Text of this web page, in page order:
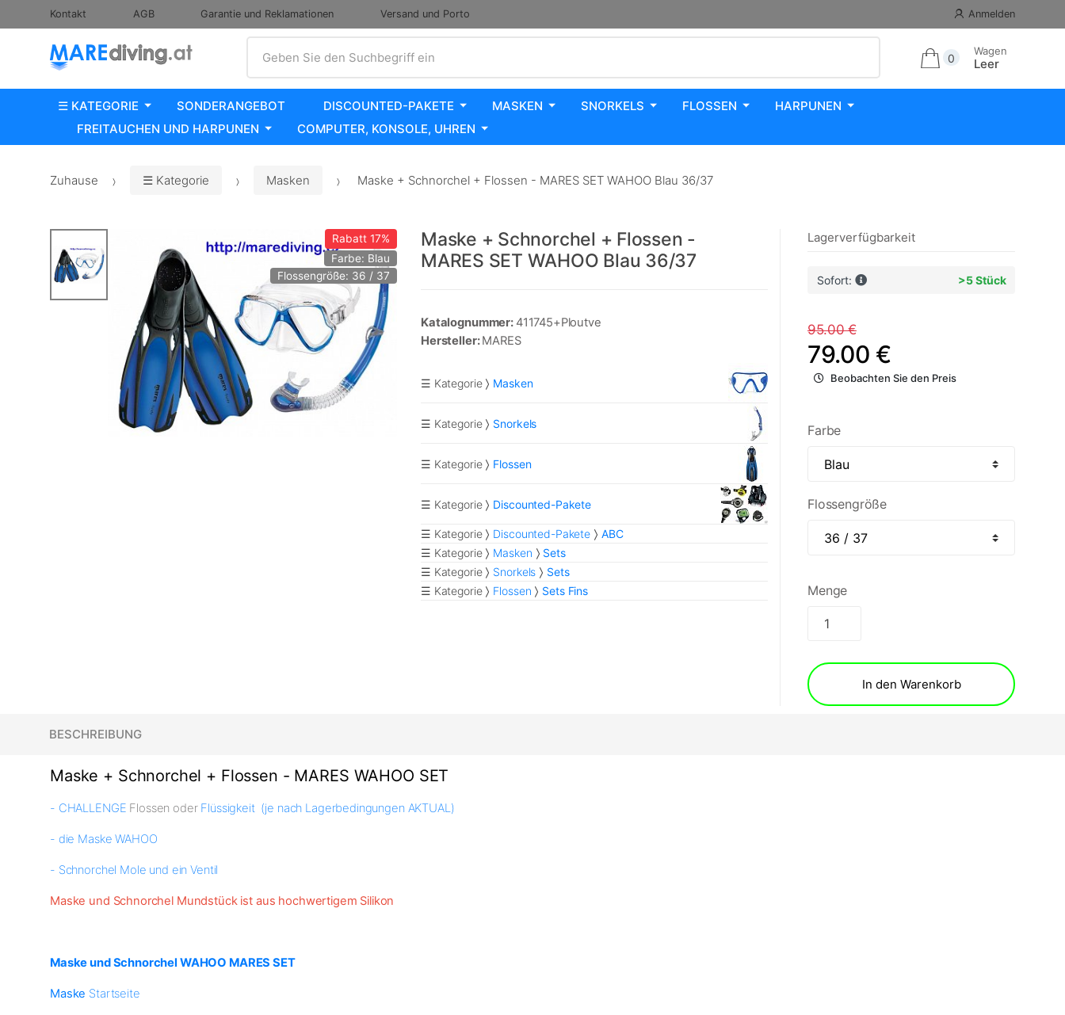
Kontakt AGB Garantie und Reklamationen Versand und Porto Anmelden
Geben Sie den Suchbegriff ein
0
Wagen
Leer
☰ KATEGORIE SONDERANGEBOT DISCOUNTED-PAKETE MASKEN SNORKELS FLOSSEN
HARPUNEN
FREITAUCHEN UND HARPUNEN
COMPUTER, KONSOLE, UHREN
Zuhause ☰ Kategorie Masken Maske + Schnorchel + Flossen - MARES SET WAHOO Blau 36/37
Rabatt17%
Farbe: Blau
Flossengröße: 36 / 37
Maske + Schnorchel + Flossen -
MARES SET WAHOO Blau 36/37
Katalognummer: 411745+Ploutve
Hersteller:MARES
☰ Kategorie Masken
☰ Kategorie Snorkels
☰ Kategorie Flossen
☰ Kategorie Discounted-Pakete
☰ Kategorie Discounted-Pakete
ABC
☰ Kategorie
Masken
Sets
☰ Kategorie
Snorkels
Sets
☰ Kategorie
Flossen Sets Fins
Lagerverfügbarkeit
Sofort: >5 Stück
95.00 €
79.00 €
Beobachten Sie den Preis
Farbe
Flossengröße
Menge
In den Warenkorb
BESCHREIBUNG
Maske + Schnorchel + Flossen - MARES WAHOO SET
- CHALLENGE Flossen oder Flüssigkeit (je nach Lagerbedingungen AKTUAL)
- die Maske WAHOO
- Schnorchel Mole und ein Ventil
Maske und Schnorchel Mundstück ist aus hochwertigem Silikon
Maske und Schnorchel WAHOO MARES SET
Maske Startseite